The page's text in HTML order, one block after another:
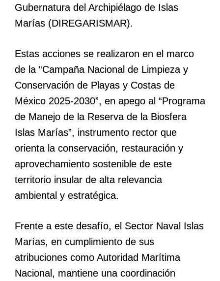
Gubernatura del Archipiélago de Islas
Marías (DIREGARISMAR).
Estas acciones se realizaron en el marco
de la “Campaña Nacional de Limpieza y
Conservación de Playas y Costas de
México 2025-2030”, en apego al “Programa
de Manejo de la Reserva de la Biosfera
Islas Marías”, instrumento rector que
orienta la conservación, restauración y
aprovechamiento sostenible de este
territorio insular de alta relevancia
ambiental y estratégica.
Frente a este desafío, el Sector Naval Islas
Marías, en cumplimiento de sus
atribuciones como Autoridad Marítima
Nacional, mantiene una coordinación